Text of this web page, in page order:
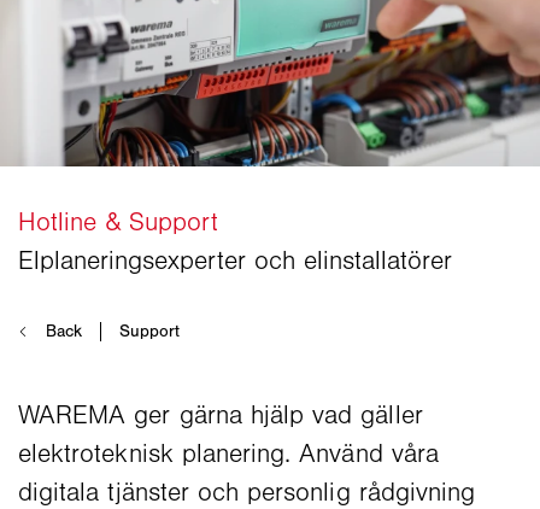
WAREMA ger gärna hjälp vad gäller
elektroteknisk planering. Använd våra
digitala tjänster och personlig rådgivning